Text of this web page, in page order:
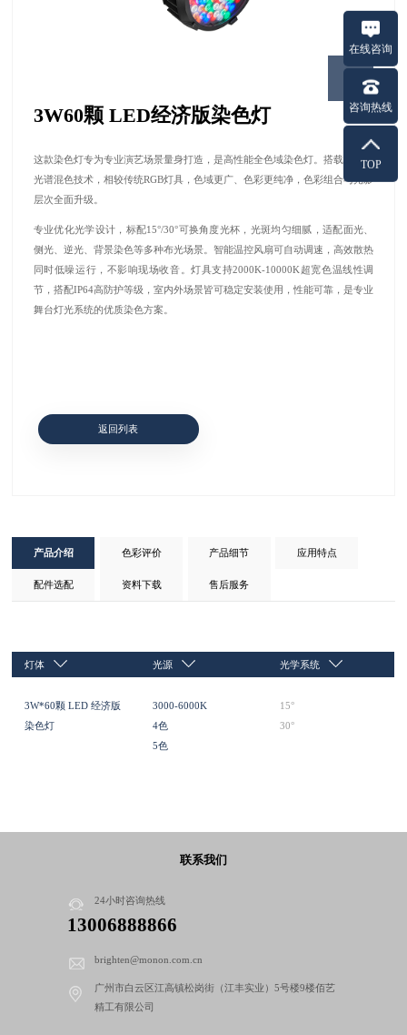
3W60颗 LED经济版染色灯
这款染色灯专为专业演艺场景量身打造，是高性能全色域染色灯。搭载进阶多
光谱混色技术，相较传统RGB灯具，色域更广、色彩更纯净，色彩组合与光影
层次全面升级。
专业优化光学设计，标配15°/30°可换角度光杯，光斑均匀细腻，适配面光、
侧光、逆光、背景染色等多种布光场景。智能温控风扇可自动调速，高效散热
同时低噪运行，不影响现场收音。灯具支持2000K-10000K超宽色温线性调
节，搭配IP64高防护等级，室内外场景皆可稳定安装使用，性能可靠，是专业
舞台灯光系统的优质染色方案。
返回列表
产品介绍 色彩评价 产品细节 应用特点
配件选配 资料下载 售后服务
灯体
3W*60颗 LED 经济版
染色灯
光源
3000-6000K
4色
5色
光学系统
15°
30°
联系我们
24小时咨询热线
13006888866
brighten@monon.com.cn
广州市白云区江高镇松岗街（江丰实业）5号楼9楼佰艺
精工有限公司
在线咨询
咨询热线
TOP